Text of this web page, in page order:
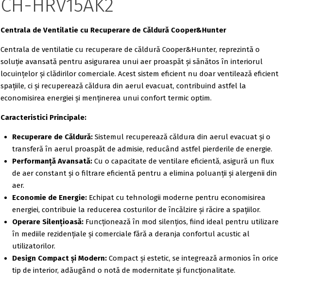
CH-HRV15AK2
Centrala de Ventilatie cu Recuperare de Căldură Cooper&Hunter
Centrala de ventilatie cu recuperare de căldură Cooper&Hunter, reprezintă o
soluție avansată pentru asigurarea unui aer proaspăt și sănătos în interiorul
locuințelor și clădirilor comerciale. Acest sistem eficient nu doar ventilează eficient
spațiile, ci și recuperează căldura din aerul evacuat, contribuind astfel la
economisirea energiei și menținerea unui confort termic optim.
Caracteristici Principale:
Recuperare de Căldură: Sistemul recuperează căldura din aerul evacuat și o
transferă în aerul proaspăt de admisie, reducând astfel pierderile de energie.
Performanță Avansată: Cu o capacitate de ventilare eficientă, asigură un flux
de aer constant și o filtrare eficientă pentru a elimina poluanții și alergenii din
aer.
Economie de Energie: Echipat cu tehnologii moderne pentru economisirea
energiei, contribuie la reducerea costurilor de încălzire și răcire a spațiilor.
Operare Silențioasă: Funcționează în mod silențios, fiind ideal pentru utilizare
în mediile rezidențiale și comerciale fără a deranja confortul acustic al
utilizatorilor.
Design Compact și Modern: Compact și estetic, se integrează armonios în orice
tip de interior, adăugând o notă de modernitate și funcționalitate.